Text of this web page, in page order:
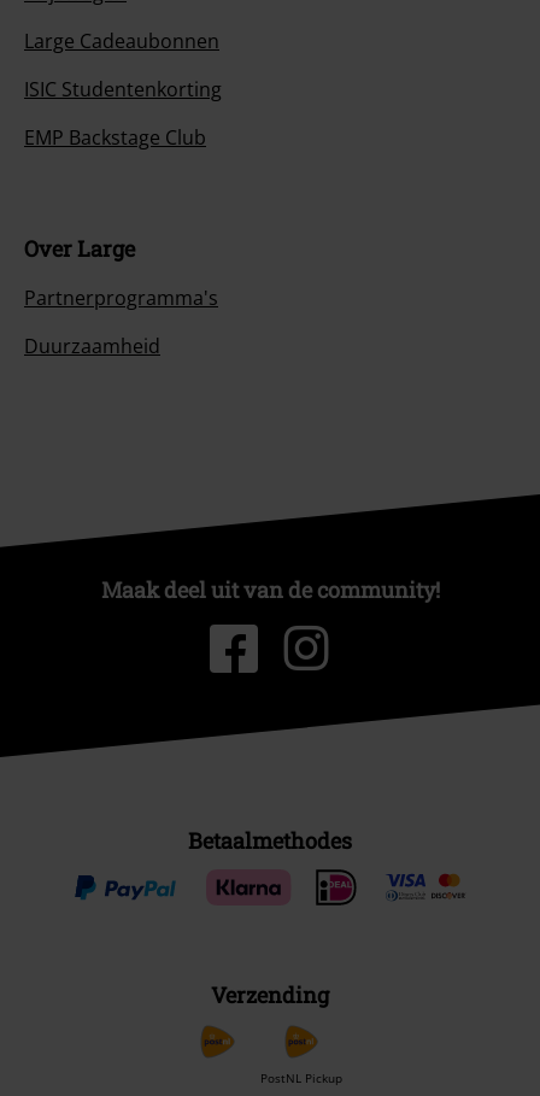
Verzending
Download gratis de nieuwe large app en profiteer van alle nieuwe
A Warner Music Group Company